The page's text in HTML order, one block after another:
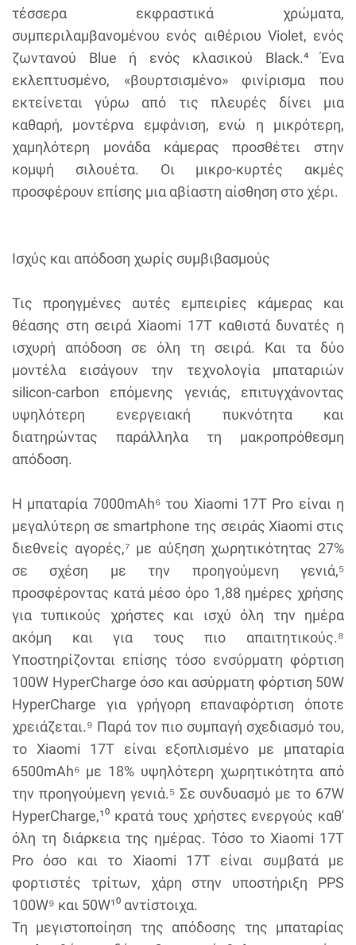
τέσσερα εκφραστικά χρώματα,
συμπεριλαμβανομένου ενός αιθέριου Violet, ενός
ζωντανού Blue ή ενός κλασικού Black.⁴ Ένα
εκλεπτυσμένο, «βουρτσισμένο» φινίρισμα που
εκτείνεται γύρω από τις πλευρές δίνει μια
καθαρή, μοντέρνα εμφάνιση, ενώ η μικρότερη,
χαμηλότερη μονάδα κάμερας προσθέτει στην
κομψή σιλουέτα. Οι μικρο-κυρτές ακμές
προσφέρουν επίσης μια αβίαστη αίσθηση στο χέρι.
Ισχύς και απόδοση χωρίς συμβιβασμούς
Τις προηγμένες αυτές εμπειρίες κάμερας και
θέασης στη σειρά Xiaomi 17T καθιστά δυνατές η
ισχυρή απόδοση σε όλη τη σειρά. Και τα δύο
μοντέλα εισάγουν την τεχνολογία μπαταριών
silicon-carbon επόμενης γενιάς, επιτυγχάνοντας
υψηλότερη ενεργειακή πυκνότητα και
διατηρώντας παράλληλα τη μακροπρόθεσμη
απόδοση.
Η μπαταρία 7000mAh⁶ του Xiaomi 17T Pro είναι η
μεγαλύτερη σε smartphone της σειράς Xiaomi στις
διεθνείς αγορές,⁷ με αύξηση χωρητικότητας 27%
σε σχέση με την προηγούμενη γενιά,⁵
προσφέροντας κατά μέσο όρο 1,88 ημέρες χρήσης
για τυπικούς χρήστες και ισχύ όλη την ημέρα
ακόμη και για τους πιο απαιτητικούς.⁸
Υποστηρίζονται επίσης τόσο ενσύρματη φόρτιση
100W HyperCharge όσο και ασύρματη φόρτιση 50W
HyperCharge για γρήγορη επαναφόρτιση όποτε
χρειάζεται.⁹ Παρά τον πιο συμπαγή σχεδιασμό του,
το Xiaomi 17T είναι εξοπλισμένο με μπαταρία
6500mAh⁶ με 18% υψηλότερη χωρητικότητα από
την προηγούμενη γενιά.⁵ Σε συνδυασμό με το 67W
HyperCharge,¹⁰ κρατά τους χρήστες ενεργούς καθ'
όλη τη διάρκεια της ημέρας. Τόσο το Xiaomi 17T
Pro όσο και το Xiaomi 17T είναι συμβατά με
φορτιστές τρίτων, χάρη στην υποστήριξη PPS
100W⁹ και 50W¹⁰ αντίστοιχα.
Τη μεγιστοποίηση της απόδοσης της μπαταρίας